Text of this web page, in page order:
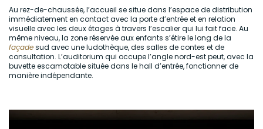
Au rez-de-chaussée, l’accueil se situe dans l’espace de distribution
immédiatement en contact avec la porte d’entrée et en relation
visuelle avec les deux étages à travers l’escalier qui lui fait face. Au
même niveau, la zone réservée aux enfants s’étire le long de la
façadesud avec une ludothèque, des salles de contes et de
consultation. L’auditorium qui occupe l’angle nord-est peut, avec la
buvette escamotable située dans le hall d’entrée, fonctionner de
manière indépendante.